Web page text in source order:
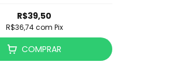
R$39,50
R$36,74com Pix
COMPRAR